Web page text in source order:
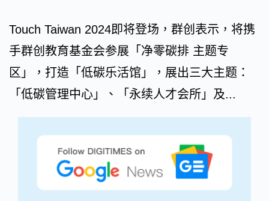
Touch Taiwan 2024即将登场，群创表示，将携
手群创教育基金会参展「净零碳排 主题专
区」，打造「低碳乐活馆」，展出三大主题：
「低碳管理中心」、「永续人才会所」及...